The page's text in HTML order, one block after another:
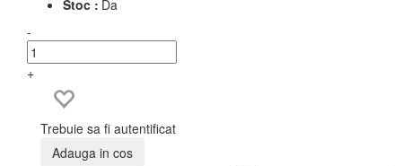
Stoc : Da
-
+
Trebuie sa fi autentificat
Adauga in cos